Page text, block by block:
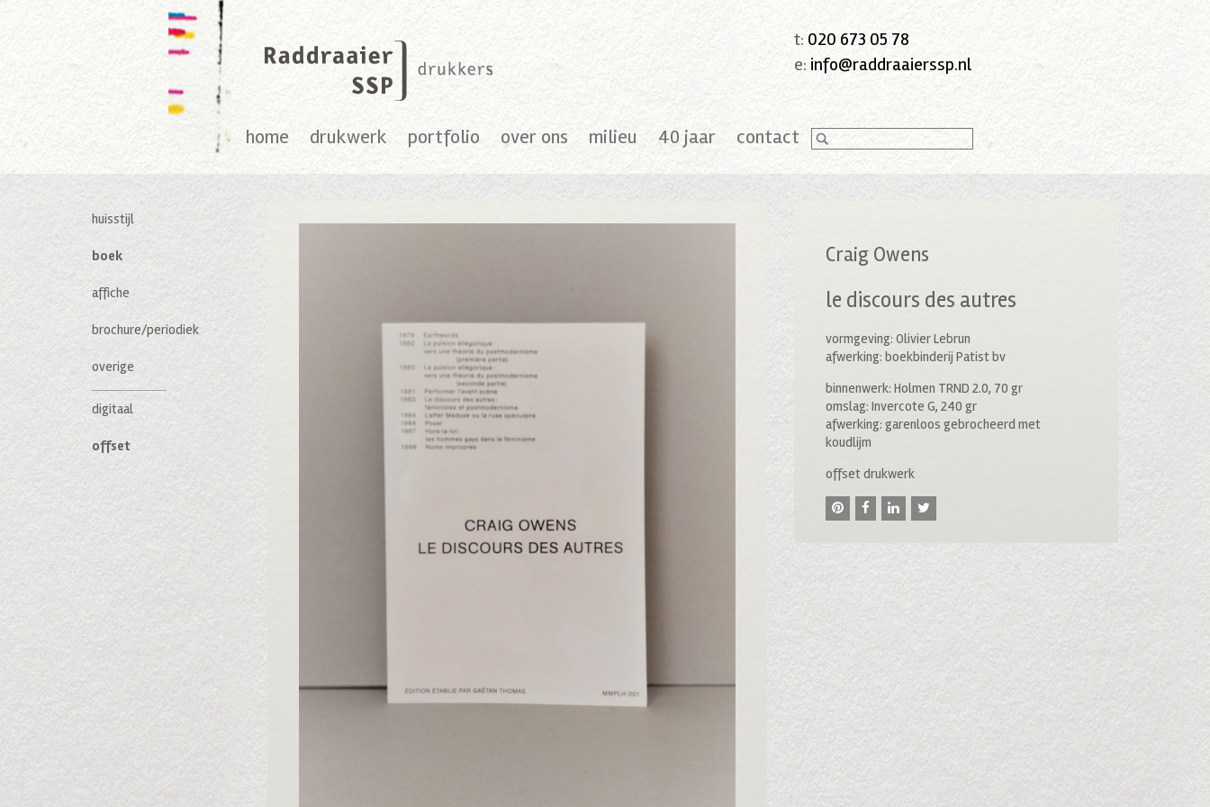
t: 020 673 05 78
e: info@raddraaierssp.nl
home drukwerk portfolio over ons milieu 40 jaar contact
huisstijl
boek
affiche
brochure/periodiek
overige
digitaal
offset
Craig Owens
le discours des autres
vormgeving: Olivier Lebrun
afwerking: boekbinderij Patist bv
binnenwerk: Holmen TRND 2.0, 70 gr
omslag: Invercote G, 240 gr
afwerking: garenloos gebrocheerd met
koudlijm
offset drukwerk